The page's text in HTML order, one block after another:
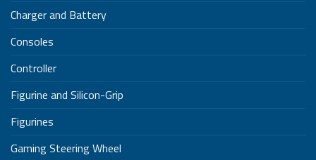
Charger and Battery
Consoles
Controller
Figurine and Silicon-Grip
Figurines
Gaming Steering Wheel